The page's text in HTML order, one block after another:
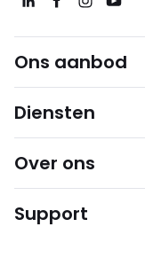
Ons aanbod
Diensten
Over ons
Support